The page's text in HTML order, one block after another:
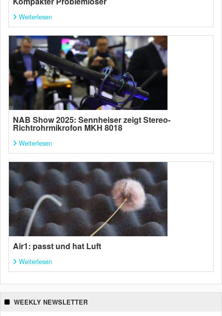
Weiterlesen
NAB Show 2025: Sennheiser zeigt Stereo-
Richtrohrmikrofon MKH 8018
Weiterlesen
Air1: passt und hat Luft
Weiterlesen
WEEKLY NEWSLETTER